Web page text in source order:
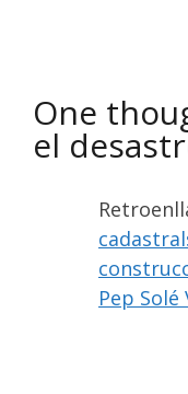
One
el
Pep Solé